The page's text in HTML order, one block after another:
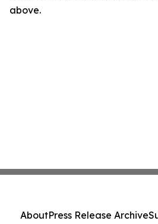
above.
AboutPress Release Archive